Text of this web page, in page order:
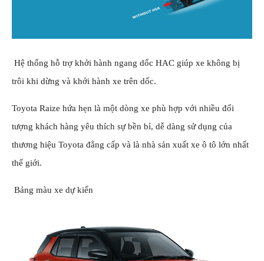
Hệ thống hỗ trợ khởi hành ngang dốc HAC giúp xe không bị
trôi khi dừng và khởi hành xe trên dốc.
Toyota Raize hứa hẹn là một dòng xe phù hợp với nhiều đối
tượng khách hàng yêu thích sự bền bỉ, dễ dàng sử dụng của
thương hiệu Toyota đẳng cấp và là nhà sản xuất xe ô tô lớn nhất
thế giới.
Bảng màu xe dự kiến